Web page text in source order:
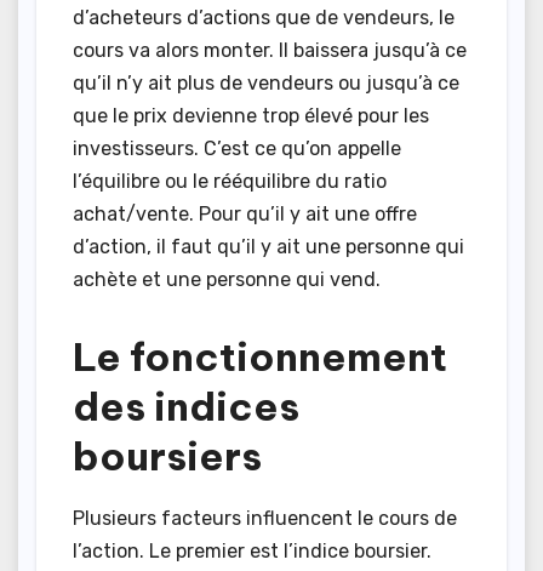
d’acheteurs d’actions que de vendeurs, le
cours va alors monter. Il baissera jusqu’à ce
qu’il n’y ait plus de vendeurs ou jusqu’à ce
que le prix devienne trop élevé pour les
investisseurs. C’est ce qu’on appelle
l’équilibre ou le rééquilibre du ratio
achat/vente. Pour qu’il y ait une offre
d’action, il faut qu’il y ait une personne qui
achète et une personne qui vend.
Le fonctionnement
des indices
boursiers
Plusieurs facteurs influencent le cours de
l’action. Le premier est l’indice boursier.